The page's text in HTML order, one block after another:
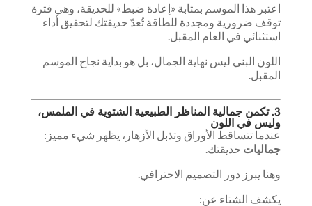
اعتبر هذا الموسم بمثابة «إعادة ضبط» للحديقة، وهي فترة
توقف ضرورية ومجددة للطاقة تُعدّ حديقتك لتحقيق أداء
استثنائي في العام المقبل.
اللون البني ليس نهاية الجمال، بل هو بداية نجاح الموسم
المقبل.
3. تكمن جمالية المناظر الطبيعية الشتوية في الملمس،
وليس في اللون
عندما تتساقط الأوراق وتذبل الأزهار، يظهر شيء مميز:
جماليات حديقتك.
وهنا يبرز دور التصميم الاحترافي.
يكشف الشتاء عن: